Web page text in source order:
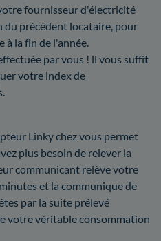
fournisseur d'électricité
du précédent locataire, pour
la fin de l'année.
par vous ! ll vous suffit
votre index de
Linky chez vous permet
plus besoin de relever la
communicant relève votre
et la communique de
par la suite prélevé
votre véritable consommation